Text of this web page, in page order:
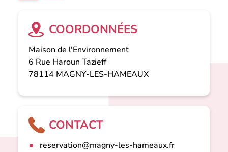
COORDONNÉES
Maison de l'Environnement
6 Rue Haroun Tazieff
78114 MAGNY-LES-HAMEAUX
CONTACT
reservation@magny-les-hameaux.fr